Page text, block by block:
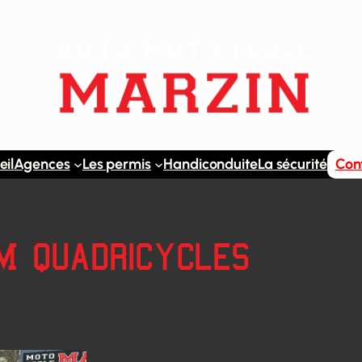
Agences Les permis HandiconduiteLa sécurité
quadricycles